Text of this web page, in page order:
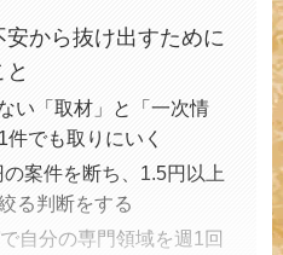
から抜け出すために
い「取材」と「一次情
でも取りにいく
案件を断ち、1.5円以上
る判断をする
自分の専門領域を週1回